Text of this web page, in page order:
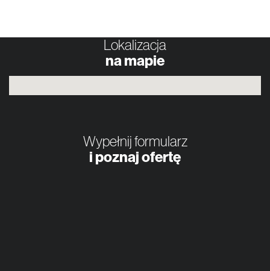
Lokalizacja
na mapie
Wypełnij formularz
i poznaj ofertę